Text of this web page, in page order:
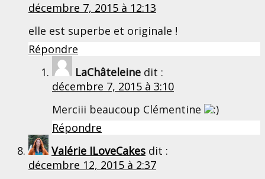
décembre 7, 2015 à 12:13
elle est superbe et originale !
Répondre
LaChâteleine dit :
décembre 7, 2015 à 3:10
Merciii beaucoup Clémentine
Répondre
Valérie ILoveCakes dit :
décembre 12, 2015 à 2:37